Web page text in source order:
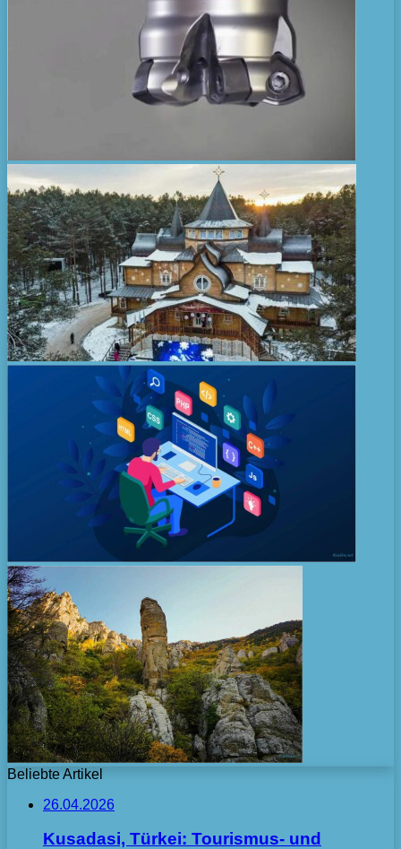
Beliebte Artikel
26.04.2026
Kusadasi, Türkei: Tourismus- und